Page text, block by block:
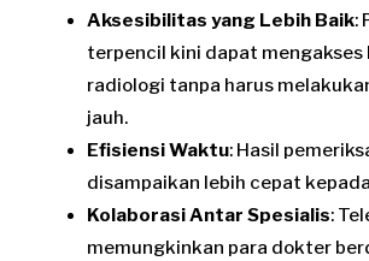
Aksesibilitas yang Lebih Baik:
terpencil kini dapat mengakses
radiologi tanpa harus
jauh.
Efisiensi Waktu: Hasil
disampaikan lebih cepat
Kolaborasi Antar Spesialis:
memungkinkan para dokter